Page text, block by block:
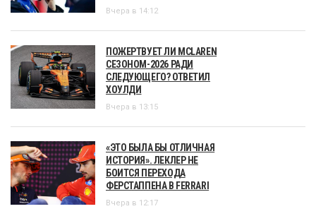
Вчера в 14:12
ПОЖЕРТВУЕТ ЛИ MCLAREN
СЕЗОНОМ-2026 РАДИ
СЛЕДУЮЩЕГО? ОТВЕТИЛ
ХОУЛДИ
Вчера в 13:15
«ЭТО БЫЛА БЫ ОТЛИЧНАЯ
ИСТОРИЯ». ЛЕКЛЕР НЕ
БОИТСЯ ПЕРЕХОДА
ФЕРСТАППЕНА В FERRARI
Вчера в 12:17